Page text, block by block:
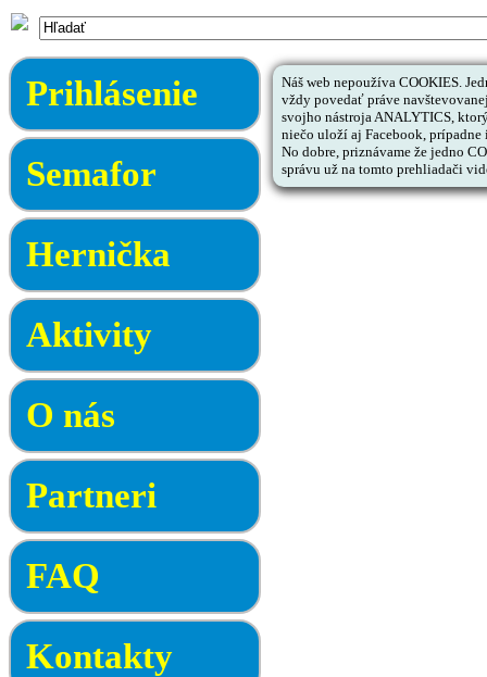
Náš web nepoužíva COOKIES.
vždy povedať práve
svojho nástroja ANALYTICS,
niečo uloží aj Facebook, prípadne
No dobre, priznávame že jedno
správu už na tomto prehliadači
Prihlásenie
Semafor
Hernička
Aktivity
O nás
Partneri
FAQ
Kontakty